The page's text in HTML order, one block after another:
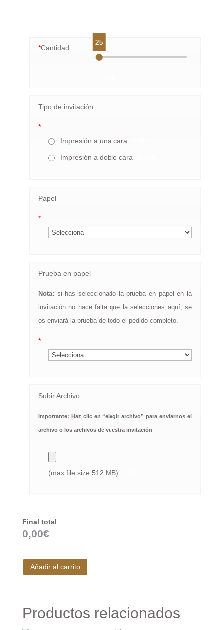
*Cantidad
25
Tipo de invitación
*
Impresión a una cara
Impresión a doble cara
Papel
*
Prueba en papel
Nota: si has seleccionado la prueba en papel en la
invitación no hace falta que la selecciones aquí, se
os enviará la prueba de todo el pedido completo.
*
Subir Archivo
Importante: Haz clic en “elegir archivo” para enviarnos el
archivo o los archivos de vuestra invitación
(max file size 512 MB)
Final total
0,00€
Añadir al carrito
Productos relacionados